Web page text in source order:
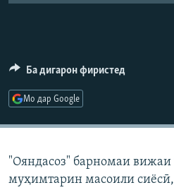
ПАЙГИРӢ КУНЕД
Ҳамаи сомонаҳои RFE/RL
Ба дигарон фиристед
Мо дар Google
"Ояндасоз" барномаи
муҳимтарин масоили